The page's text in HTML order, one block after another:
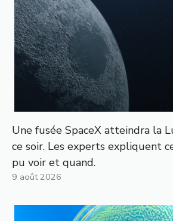
Une fusée SpaceX atteindra la
ce soir. Les experts expliquent
pu voir et quand.
9 août 2026